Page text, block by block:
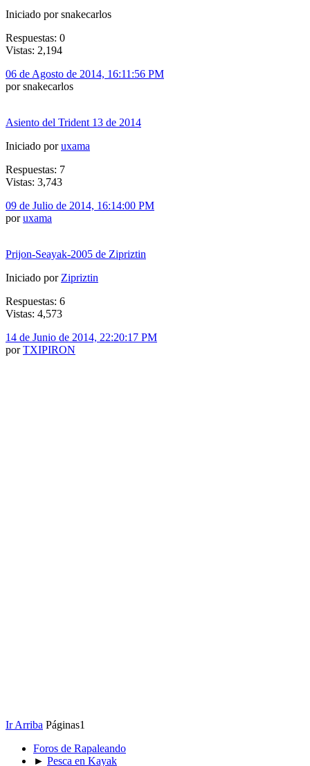
Iniciado por snakecarlos
Respuestas: 0
Vistas: 2,194
06 de Agosto de 2014, 16:11:56 PM
por snakecarlos
Asiento del Trident 13 de 2014
Iniciado poruxama
Respuestas: 7
Vistas: 3,743
09 de Julio de 2014, 16:14:00 PM
poruxama
Prijon-Seayak-2005 de Zipriztin
Iniciado por Zipriztin
Respuestas: 6
Vistas: 4,573
14 de Junio de 2014, 22:20:17 PM
porTXIPIRON
Ir Arriba Páginas1
Foros de Rapaleando
► Pesca en Kayak